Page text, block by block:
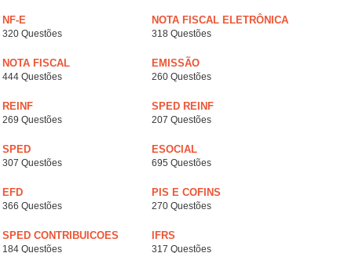
NF-E
320 Questões
NOTA FISCAL ELETRÔNICA
318 Questões
NOTA FISCAL
444 Questões
EMISSÃO
260 Questões
REINF
269 Questões
SPED REINF
207 Questões
SPED
307 Questões
ESOCIAL
695 Questões
EFD
366 Questões
PIS E COFINS
270 Questões
SPED CONTRIBUICOES
184 Questões
IFRS
317 Questões